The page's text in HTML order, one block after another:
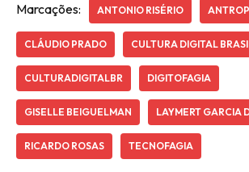
Marcações: ANTONIO RISÉRIO
CLÁUDIO PRADO CULTURA DIGITAL
CULTURADIGITALBR DIGITOFAGIA
GISELLE BEIGUELMAN LAYMERT GARCIA
RICARDO ROSAS TECNOFAGIA